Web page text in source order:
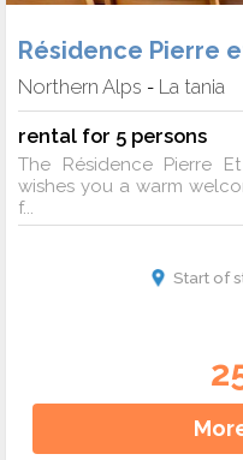
Résidence Pierre
Northern Alps - La tania
rental for 5 persons
The Résidence Pierre
wishes you a warm
f...
Start of